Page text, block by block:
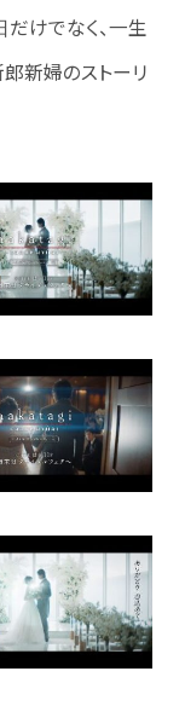
けでなく、一生
新婦のストーリ